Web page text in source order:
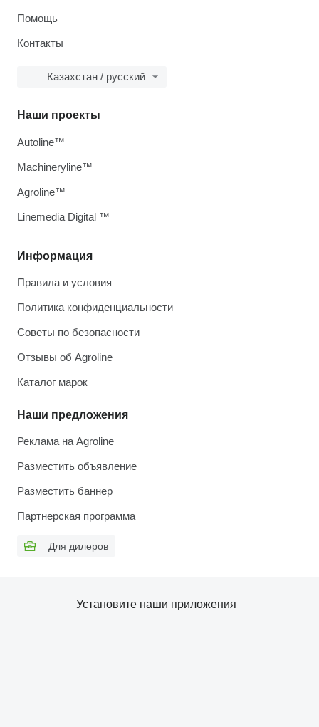
Помощь
Контакты
Казахстан / русский
Информация
Правила и условия
Политика конфиденциальности
Советы по безопасности
Отзывы об Agroline
Каталог марок
Наши предложения
Реклама на Agroline
Разместить объявление
Разместить баннер
Партнерская программа
Для дилеров
Наши проекты
Autoline™
Machineryline™
Agroline™
Linemedia Digital ™
Установите наши приложения